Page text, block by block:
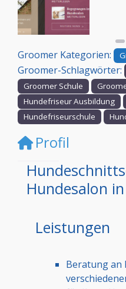
Groomer Kategorien:
Groomer-Schlagwörter:
Groomer Schule
Hundefriseur Ausbildung
Hundefriseurschule
Profil
Hundesalon
Leistungen
Beratung an